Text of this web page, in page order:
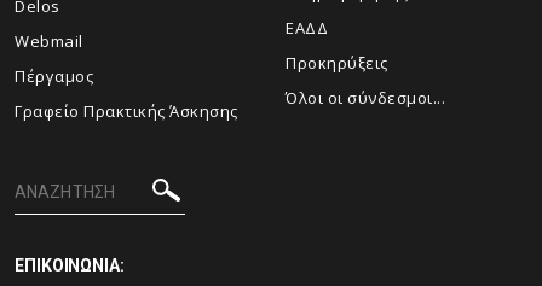
Delos
Webmail
Πέργαμος
Γραφείο Πρακτικής Άσκησης
ΕΑΔΔ
Προκηρύξεις
Όλοι οι σύνδεσμοι...
ΕΠΙΚΟΙΝΩΝΙΑ: